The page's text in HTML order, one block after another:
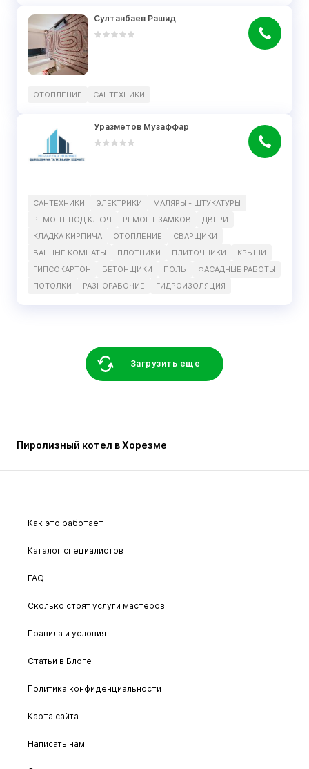
Султанбаев Рашид
ОТОПЛЕНИЕ САНТЕХНИКИ
Уразметов Музаффар
САНТЕХНИКИ ЭЛЕКТРИКИ
МАЛЯРЫ - ШТУКАТУРЫ
РЕМОНТ ПОД КЛЮЧ
РЕМОНТ ЗАМКОВ
ДВЕРИ
КЛАДКА КИРПИЧА
ОТОПЛЕНИЕ
СВАРЩИКИ
ВАННЫЕ КОМНАТЫ
ПЛОТНИКИ ПЛИТОЧНИКИ
КРЫШИ
ГИПСОКАРТОН
БЕТОНЩИКИ ПОЛЫ
ФАСАДНЫЕ РАБОТЫ
ПОТОЛКИ
РАЗНОРАБОЧИЕ ГИДРОИЗОЛЯЦИЯ
Загрузить еще
Пиролизный котел в Хорезме
Как это работает
Каталог специалистов
FAQ
Сколько стоят услуги мастеров
Правила и условия
Статьи в Блоге
Политика конфиденциальности
Карта сайта
Написать нам